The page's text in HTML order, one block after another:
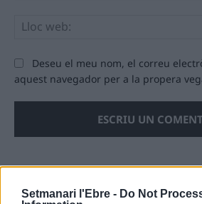
Setmanari l'Ebre - Do Not
Deseu el meu nom, el correu
aquest navegador per a la propera
ÚLTIMES NOTÍCIES